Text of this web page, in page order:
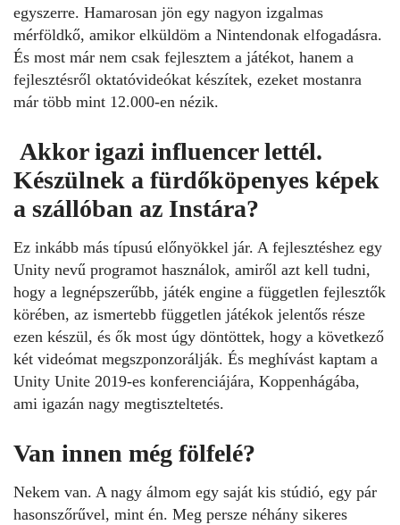
egyszerre. Hamarosan jön egy nagyon izgalmas
mérföldkő, amikor elküldöm a Nintendonak elfogadásra.
És most már nem csak fejlesztem a játékot, hanem a
fejlesztésről oktatóvideókat készítek, ezeket mostanra
már több mint 12.000-en nézik.
Akkor igazi influencer lettél.
Készülnek a fürdőköpenyes képek
a szállóban az Instára?
Ez inkább más típusú előnyökkel jár. A fejlesztéshez egy
Unity nevű programot használok, amiről azt kell tudni,
hogy a legnépszerűbb, játék engine a független fejlesztők
körében, az ismertebb független játékok jelentős része
ezen készül, és ők most úgy döntöttek, hogy a következő
két videómat megszponzorálják. És meghívást kaptam a
Unity Unite 2019-es konferenciájára, Koppenhágába,
ami igazán nagy megtiszteltetés.
Van innen még fölfelé?
Nekem van. A nagy álmom egy saját kis stúdió, egy pár
hasonszőrűvel, mint én. Meg persze néhány sikeres